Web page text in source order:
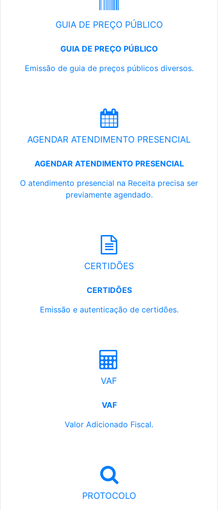
GUIA DE PREÇO PÚBLICO
GUIA DE PREÇO PÚBLICO
Emissão de guia de preços públicos diversos.
AGENDAR ATENDIMENTO PRESENCIAL
AGENDAR ATENDIMENTO PRESENCIAL
O atendimento presencial na Receita precisa ser
previamente agendado.
CERTIDÕES
CERTIDÕES
Emissão e autenticação de certidões.
VAF
VAF
Valor Adicionado Fiscal.
PROTOCOLO